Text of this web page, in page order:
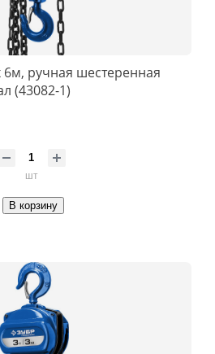
ручная шестеренная
(43082-1)
шт
В корзину